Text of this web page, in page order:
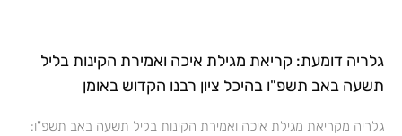
גלריה דומעת: קריאת מגילת איכה ואמירת הקינות בליל
תשעה באב תשפ"ו בהיכל ציון רבנו הקדוש באומן
גלריה מקריאת מגילת איכה ואמירת הקינות בליל תשעה באב תשפ"ו: